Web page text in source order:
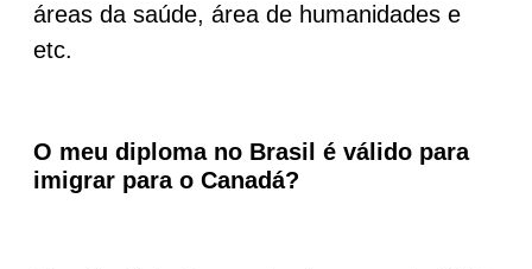
áreas da saúde, área de humanidades e
etc.
O meu diploma no Brasil é válido para
imigrar para o Canadá?